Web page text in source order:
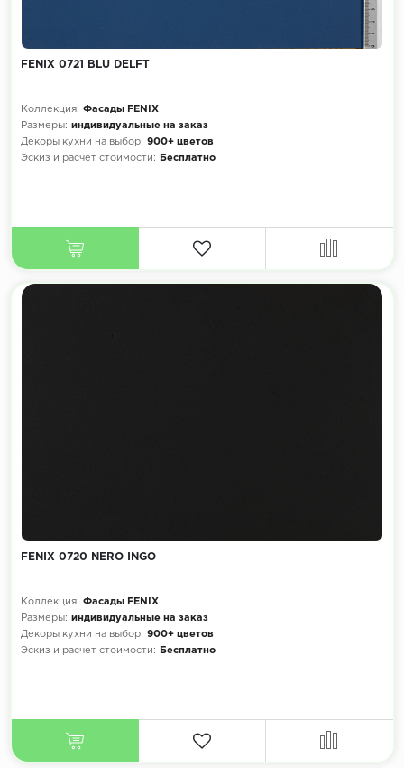
FENIX 0721 BLU DELFT
Коллекция: Фасады FENIX
Размеры: индивидуальные на заказ
Декоры кухни на выбор: 900+ цветов
Эскиз и расчет стоимости:
Бесплатно
FENIX 0720 NERO INGO
Коллекция: Фасады FENIX
Размеры: индивидуальные на заказ
Декоры кухни на выбор: 900+ цветов
Эскиз и расчет стоимости:
Бесплатно